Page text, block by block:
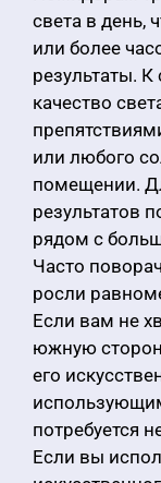
света в день,
или более
результаты.
качество
или любого
помещении.
результатов
рядом с
Часто
росли
Если вам не
южную
его
потребуется
Если вы